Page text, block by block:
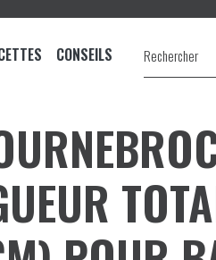
CONSEILS